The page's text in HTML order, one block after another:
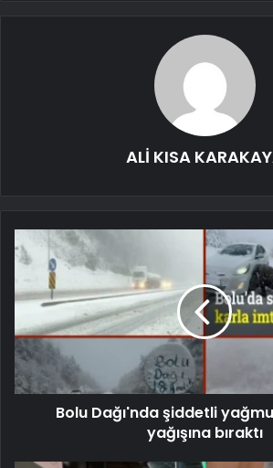
ALİ KISA
Bolu Dağı'nda şiddetli
yağışına bıraktı